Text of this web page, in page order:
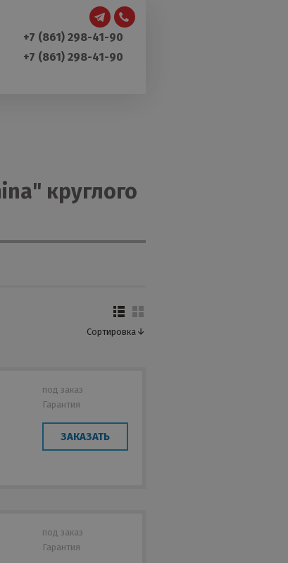
+7 (861) 298-41-90
+7 (861) 298-41-90
круглого
Сортировка
под заказ
Гарантия
ЗАКАЗАТЬ
под заказ
Гарантия